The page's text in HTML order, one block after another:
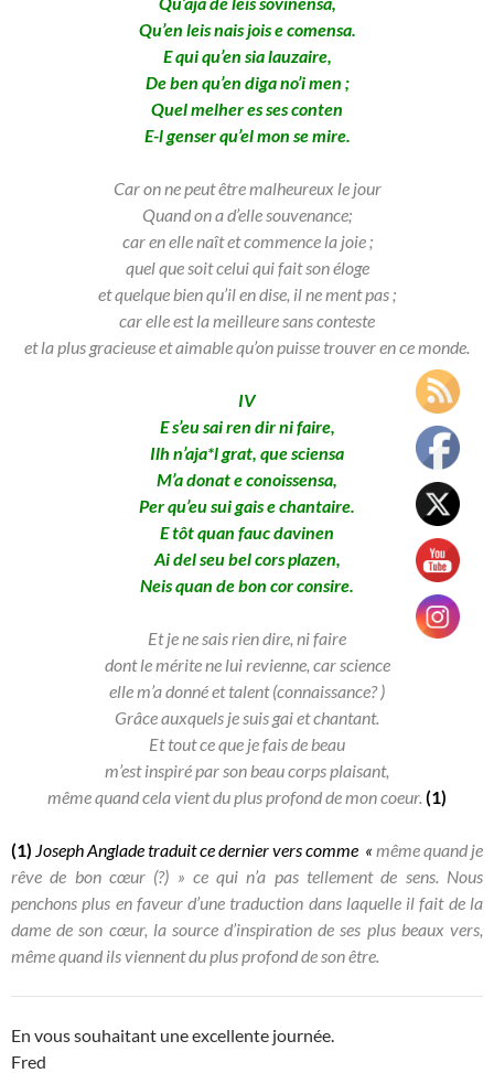
Qu’en leis nais jois e comensa.
E qui qu’en sia lauzaire,
De ben qu’en diga no’i men ;
Quel melher es ses conten
E-l genser qu’el mon se mire.
Car on ne peut être malheureux le jour
Quand on a d’elle souvenance;
car en elle naît et commence la joie ;
quel que soit celui qui fait son éloge
et quelque bien qu’il en dise, il ne ment pas ;
car elle est la meilleure sans conteste
et la plus gracieuse et aimable qu’on puisse trouver en cemonde.
IV
E s’eu sai ren dir ni faire,
Ilh n’aja*l grat, que sciensa
M’a donat e conoissensa,
Per qu’eu sui gais e chantaire.
E tôt quan fauc davinen
Ai del seu bel cors plazen,
Neis quan de bon cor consire.
Et je ne sais rien dire, ni faire
dont le mérite ne lui revienne, car science
elle m’a donné et talent (connaissance? )
Grâce auxquels je suis gai et chantant.
Et tout ce que je fais de beau
m’est inspiré parson beau corps plaisant,
même quand cela vient du plus profond de mon coeur. (1)
(1) Joseph Anglade traduit ce dernier vers comme « même quand je
rêve de bon cœur (?) » ce qui n’a pas tellement de sens. Nous
penchons plus en faveur d’une traduction dans laquelle il fait de la
dame de son cœur, la source d’inspiration de ses plus beaux vers,
même quand ils viennent du plus profond de son être.
En vous souhaitant une excellente journée.
Fred